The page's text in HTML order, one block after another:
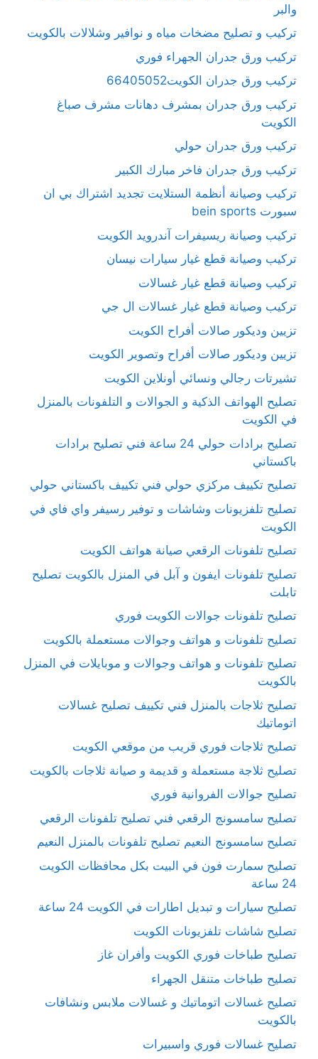
والبر
تركيب و تصليح مضخات مياه و نوافير وشلالات بالكويت
تركيب ورق جدران الجهراء فوري
تركيب ورق جدران الكويت66405052
تركيب ورق جدران بمشرف دهانات مشرف صباغ
الكويت
تركيب ورق جدران حولي
تركيب ورق جدران فاخر مبارك الكبير
تركيب وصيانة أنظمة الستلايت تجديد اشتراك بي ان
سبورت bein sports
تركيب وصيانة ريسيفرات آندرويد الكويت
تركيب وصيانة قطع غيار سيارات نيسان
تركيب وصيانة قطع غيار غسالات
تركيب وصيانة قطع غيار غسالات ال جي
تزيين وديكور صالات أفراح الكويت
تزيين وديكور صالات أفراح وتصوير الكويت
تشيرتات رجالي ونسائي أونلاين الكويت
تصليح الهواتف الذكية و الجوالات و التلفونات بالمنزل
في الكويت
تصليح برادات حولي 24 ساعة فني تصليح برادات
باكستاني
تصليح تكييف مركزي حولي فني تكييف باكستاني حولي
تصليح تلفزيونات وشاشات و توفير رسيفر واي فاي في
الكويت
تصليح تلفونات الرقعي صيانة هواتف الكويت
تصليح تلفونات ايفون و آبل في المنزل بالكويت تصليح
تابلت
تصليح تلفونات جوالات الكويت فوري
تصليح تلفونات و هواتف وجوالات مستعملة بالكويت
تصليح تلفونات و هواتف وجوالات و موبايلات في المنزل
بالكويت
تصليح ثلاجات بالمنزل فني تكييف تصليح غسالات
اتوماتيك
تصليح ثلاجات فوري قريب من موقعي الكويت
تصليح ثلاجة مستعملة و قديمة و صيانة ثلاجات بالكويت
تصليح جوالات الفروانية فوري
تصليح سامسونج الرقعي فني تصليح تلفونات الرقعي
تصليح سامسونج النعيم تصليح تلفونات بالمنزل النعيم
تصليح سمارت فون في البيت بكل محافظات الكويت
24 ساعة
تصليح سيارات و تبديل اطارات في الكويت 24 ساعة
تصليح شاشات تلفزيونات الكويت
تصليح طباخات فوري الكويت وأفران غاز
تصليح طباخات متنقل الجهراء
تصليح غسالات اتوماتيك و غسالات ملابس ونشافات
بالكويت
تصليح غسالات فوري واسبيرات